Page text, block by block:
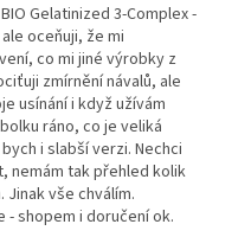
Gelatinized 3-Complex -
oceňuji, že mi
co mi jiné výrobky z
zmírnění návalů, ale
usínání i když užívám
ráno, co je veliká
i slabší verzi. Nechci
nemám tak přehled kolik
Jinak vše chválím.
- shopem i doručení ok.